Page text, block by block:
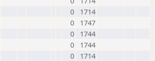
0
1714
0
1747
0
1744
0
1744
0
1714